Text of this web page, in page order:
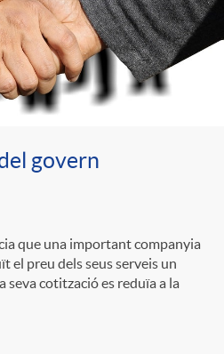
govern
que una important companyia
el preu dels seus serveis un
seva cotització es reduïa a la